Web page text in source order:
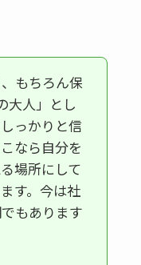
もちろん保
大人」とし
っかりと信
なら自分を
場所にして
す。今は社
もあります